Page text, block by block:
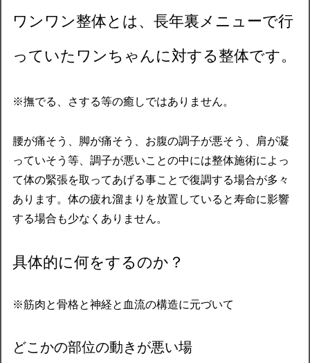
ワンワン整体とは、長年裏メニューで行
っていたワンちゃんに対する整体です。
※撫でる、さする等の癒しではありません。
腰が痛そう、脚が痛そう、お腹の調子が悪そう、肩が凝
っていそう等、調子が悪いことの中には整体施術によっ
て体の緊張を取ってあげる事ことで復調する場合が多々
あります。体の疲れ溜まりを放置していると寿命に影響
する場合も少なくありません。
具体的に何をするのか？
※筋肉と骨格と神経と血流の構造に元づいて
どこかの部位の動きが悪い場